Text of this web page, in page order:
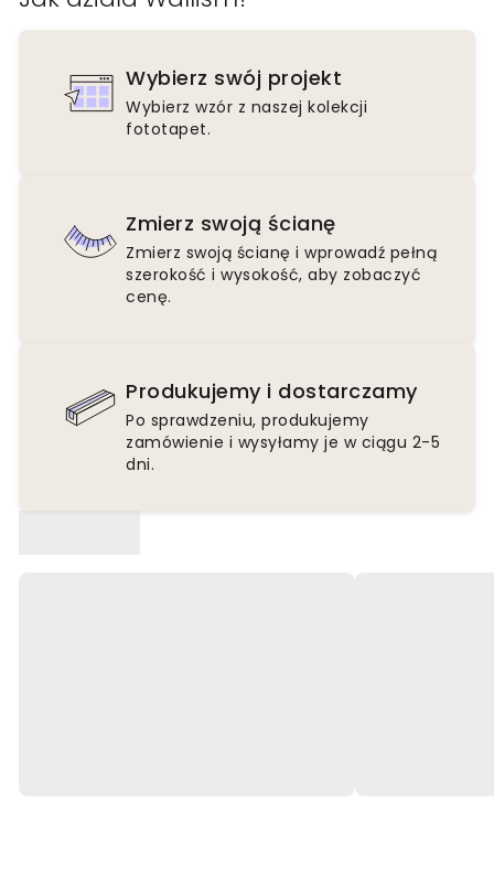
Wybierz swój projekt
Wybierz wzór z naszej kolekcji
fototapet.
Zmierz swoją ścianę
Zmierz swoją ścianę i wprowadź pełną
szerokość i wysokość, aby zobaczyć
cenę.
Produkujemy i dostarczamy
Po sprawdzeniu, produkujemy
zamówienie i wysyłamy je w ciągu 2-5
dni.